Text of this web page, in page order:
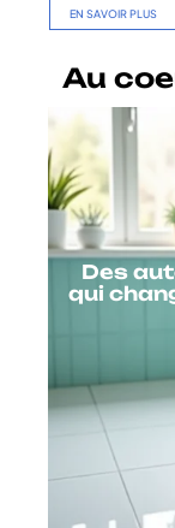
EN SAVOIR PLUS
Au
Des
qui